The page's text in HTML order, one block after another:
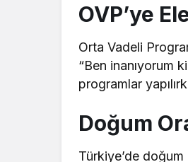
OVP’ye
Orta Vadeli
“Ben inanıyorum
programlar
Doğum
Türkiye’de